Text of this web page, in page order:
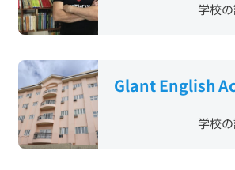
学校
Glant English
学校